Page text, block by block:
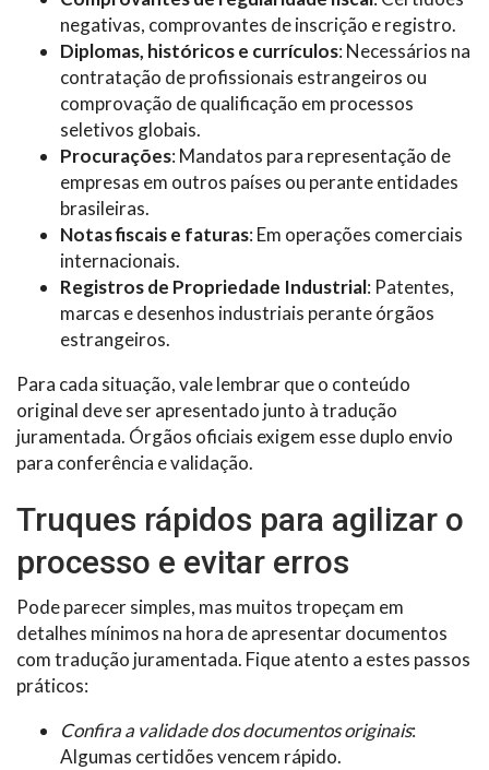
negativas, comprovantes de inscrição e registro.
Diplomas, históricos e currículos: Necessários na
contratação de profissionais estrangeiros ou
comprovação de qualificação em processos
seletivos globais.
Procurações: Mandatos para representação de
empresas em outros países ou perante entidades
brasileiras.
Notas fiscais e faturas: Em operações comerciais
internacionais.
Registros de Propriedade Industrial: Patentes,
marcas e desenhos industriais perante órgãos
estrangeiros.
Para cada situação, vale lembrar que o conteúdo
original deve ser apresentado junto à tradução
juramentada. Órgãos oficiais exigem esse duplo envio
para conferência e validação.
Truques rápidos para agilizar o
processo e evitar erros
Pode parecer simples, mas muitos tropeçam em
detalhes mínimos na hora de apresentar documentos
com tradução juramentada. Fique atento a estes passos
práticos:
Confira a validade dos documentos originais:
Algumas certidões vencem rápido.